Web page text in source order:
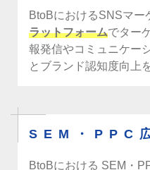
BtoBにおけるSNSマー
ラットフォームでター
報発信やコミュニケー
とブランド認知度向上
SEM・PPC
BtoBにおける SEM・